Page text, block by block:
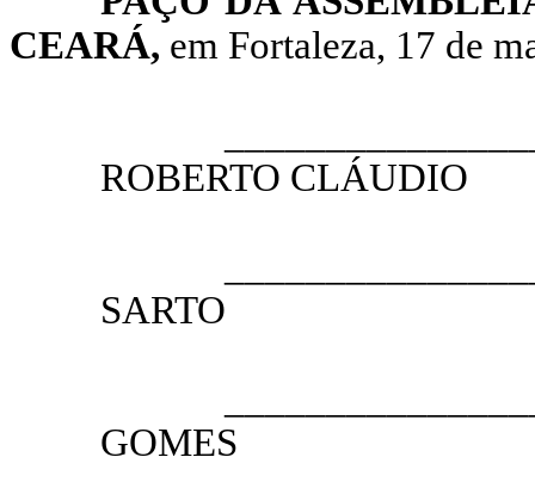
CEARÁ, em Fortaleza, 17 de
ROBERTO CLÁUDIO
SARTO
GOMES